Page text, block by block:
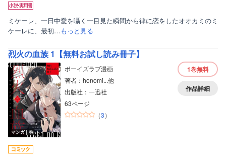
ミケーレ、一日中愛を囁く一目見た瞬間から律に恋をしたオオカミのミ
ケーレに、最初…もっと見る
烈火の血族 1【無料お試し読み冊子】
マンガ｜巻
ボーイズラブ漫画
著者：honomi...他
出版社：一迅社
63ページ
（3）
1巻無料
作品詳細